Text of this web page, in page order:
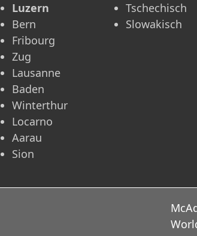
Luzern
Bern
Fribourg
Zug
Lausanne
Baden
Winterthur
Locarno
Aarau
Sion
Tschechisch
Slowakisch